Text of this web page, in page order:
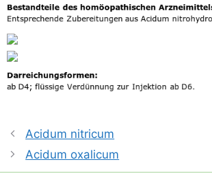
Acidum nitricum
Acidum oxalicum